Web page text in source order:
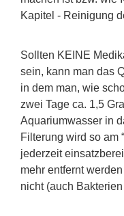
Kapitel - Reinigung
Sollten KEINE
sein, kann man das
in dem man, wie
zwei Tage ca. 1,5
Aquariumwasser in
Filterung wird so am
jederzeit
mehr entfernt
nicht (auch